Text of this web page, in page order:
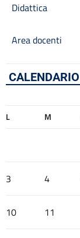
Didattica
Area docenti
CALENDARIO
L M
3 4
10 11